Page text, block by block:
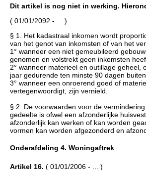
Dit artikel is nog niet in werking.
( 01/01/2092 - ... )
§ 1. Het kadastraal inkomen wordt
van het genot van inkomsten of van het
1° wanneer een niet gemeubileerd
genomen en volstrekt geen inkomsten
2° wanneer materieel en outillage
jaar gedurende ten minste 90 dagen
3° wanneer een onroerend goed of
vertegenwoordigt, zijn vernield.
§ 2. De voorwaarden voor de
gedeelte is ofwel een afzonderlijke
afzonderlijk kan werken of kan worden
vormen kan worden afgezonderd en
Onderafdeling 4. Woningaftrek
Artikel 16. ( 01/01/2006 - ... )